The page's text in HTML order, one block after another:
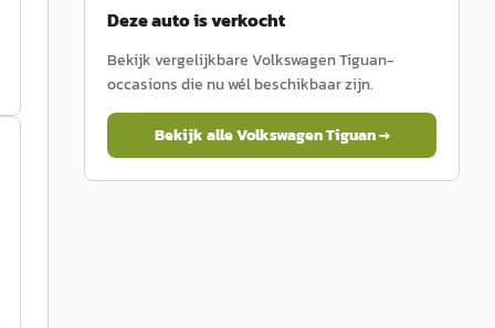
Deze auto is verkocht
Bekijk vergelijkbareVolkswagenTiguan-
occasions die nu wél beschikbaar zijn.
Bekijk alleVolkswagenTiguan→